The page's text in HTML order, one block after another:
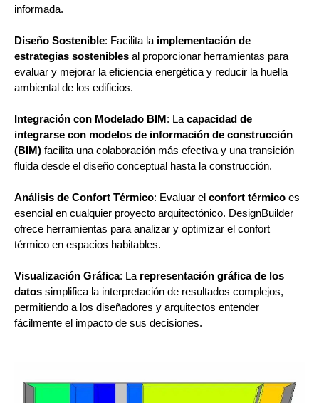
informada.
Diseño Sostenible: Facilita la implementación de
estrategias sostenibles al proporcionar herramientas para
evaluar y mejorar la eficiencia energética y reducir la huella
ambiental de los edificios.
Integración con Modelado BIM: La capacidad de
integrarse con modelos de información de construcción
(BIM) facilita una colaboración más efectiva y una transición
fluida desde el diseño conceptual hasta la construcción.
Análisis de Confort Térmico: Evaluar el confort térmico es
esencial en cualquier proyecto arquitectónico. DesignBuilder
ofrece herramientas para analizar y optimizar el confort
térmico en espacios habitables.
Visualización Gráfica: La representación gráfica de los
datos simplifica la interpretación de resultados complejos,
permitiendo a los diseñadores y arquitectos entender
fácilmente el impacto de sus decisiones.